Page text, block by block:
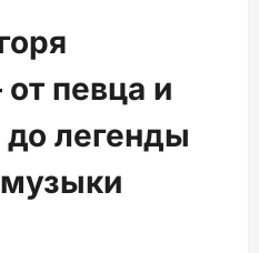
певца и
легенды